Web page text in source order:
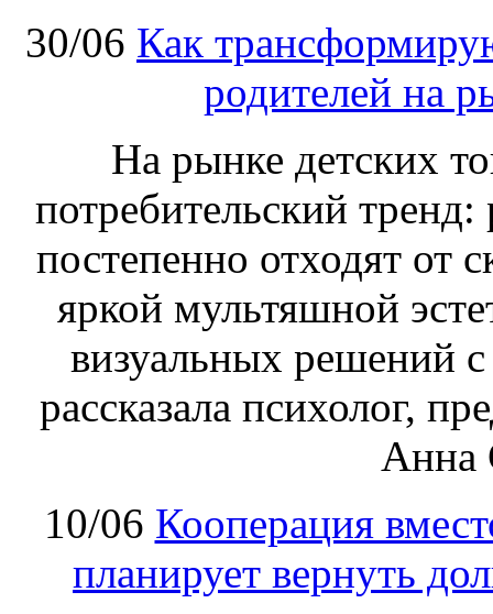
30/06 Как
родителей на
На рынке детских
потребительский
постепенно отходят от
яркой мультяшной
визуальных решений
рассказала психолог,
Анна
10/06 Кооперация
планирует вернуть